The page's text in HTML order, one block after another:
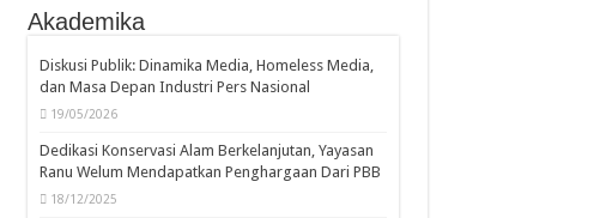
Akademika
Diskusi Publik: Dinamika Media, Homeless Media,
dan Masa Depan Industri Pers Nasional
19/05/2026
Dedikasi Konservasi Alam Berkelanjutan, Yayasan
Ranu Welum Mendapatkan Penghargaan Dari PBB
18/12/2025